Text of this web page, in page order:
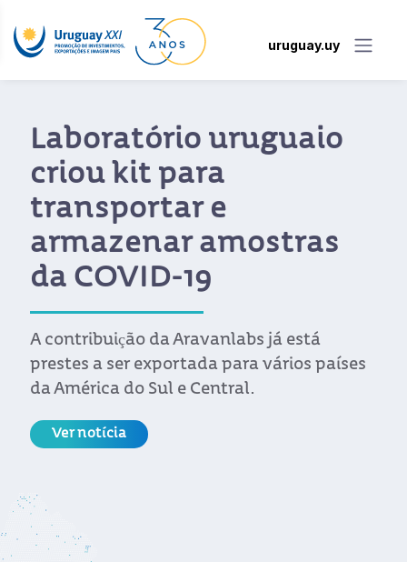
uruguay.uy
Laboratório uruguaio
criou kit para
transportar e
armazenar amostras
da COVID-19
A contribuição da Aravanlabs já está
prestes a ser exportada para vários países
da América do Sul e Central.
Ver notícia